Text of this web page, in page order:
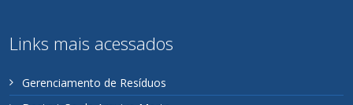
Links mais acessados
Gerenciamento de Resíduos